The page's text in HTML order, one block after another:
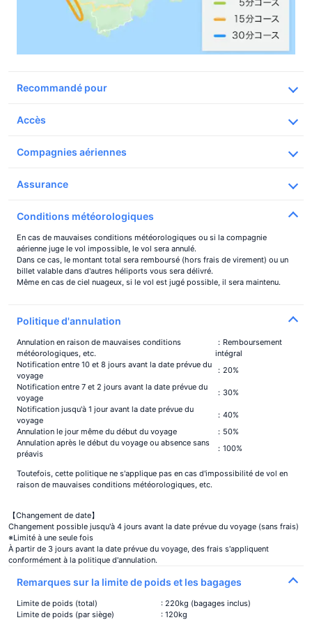
Recommandé pour
Accès
Héliport temporaire à Nishi-Izu
Nishina, Nishiizu-cho, Kamo-gun, Préfecture de
Voir sur Google Map
Accès
Compagnies aériennes
Skyview
(Par ordre syllabique japonais)
Assurance
Conditions météorologiques
En cas de mauvaises conditions météorologiques ou si la compagnie
aérienne juge le vol impossible, le vol sera annulé.
Dans ce cas, le montant total sera remboursé (hors frais de virement) ou un
billet valable dans d'autres héliports vous sera délivré.
Même en cas de ciel nuageux, si le vol est jugé possible, il sera maintenu.
Politique d'annulation
Annulation en raison de mauvaises conditions
météorologiques, etc.
：Remboursement
intégral
Notification entre 10 et 8 jours avant la date prévue du
voyage
：20%
Notification entre 7 et 2 jours avant la date prévue du
voyage
：30%
Notification jusqu'à 1 jour avant la date prévue du
voyage
：40%
Annulation le jour même du début du voyage
：50%
Annulation après le début du voyage ou absence sans
préavis
：100%
Toutefois, cette politique ne s'applique pas en cas d'impossibilité de vol en
raison de mauvaises conditions météorologiques, etc.
【Changement de date】
Changement possible jusqu'à 4 jours avant la date prévue du voyage (sans frais)
※Limité à une seule fois
À partir de 3 jours avant la date prévue du voyage, des frais s'appliquent
conformément à la politique d'annulation.
Remarques sur la limite de poids et les bagages
Limite de poids (total)
: 220kg (bagages inclus)
Limite de poids (par siège)
: 120kg